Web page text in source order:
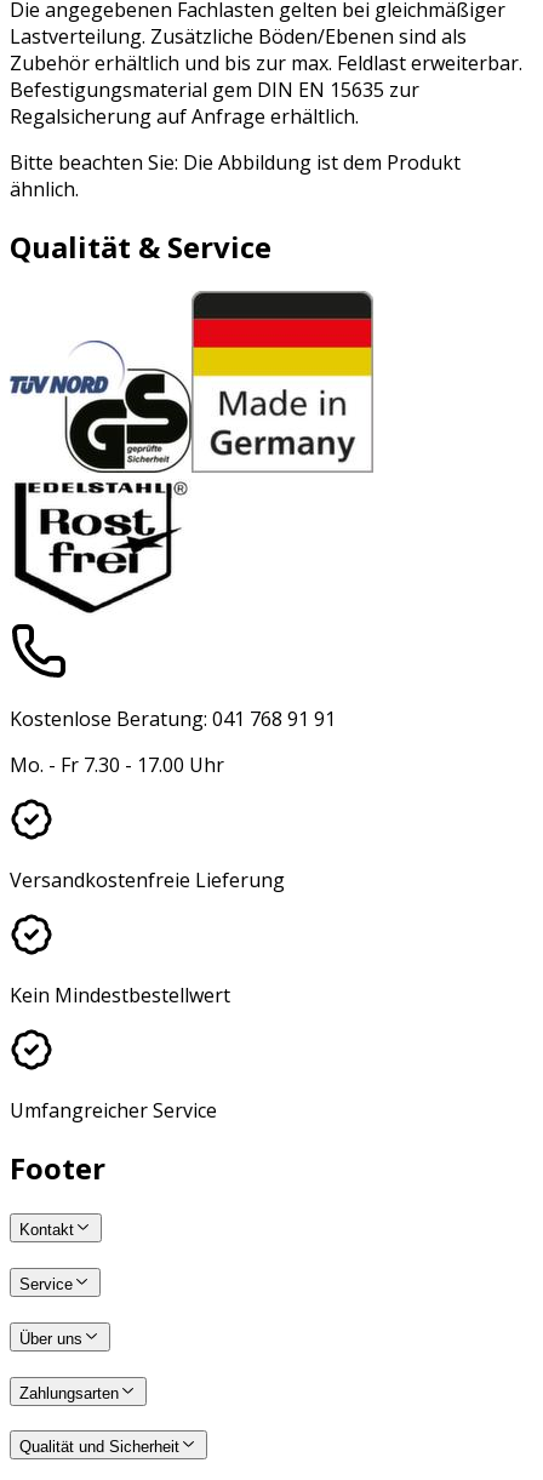
Die angegebenen Fachlasten gelten bei gleichmäßiger
Lastverteilung. Zusätzliche Böden/Ebenen sind als
Zubehör erhältlich und bis zur max. Feldlast erweiterbar.
Befestigungsmaterial gem DIN EN 15635 zur
Regalsicherung auf Anfrage erhältlich.
Bitte beachten Sie: Die Abbildung ist dem Produkt
ähnlich.
Qualität & Service
Kostenlose Beratung: 041 768 91 91
Mo. - Fr 7.30 - 17.00 Uhr
Versandkostenfreie Lieferung
Kein Mindestbestellwert
Umfangreicher Service
Footer
Kontakt
Service
Über uns
Zahlungsarten
Qualität und Sicherheit